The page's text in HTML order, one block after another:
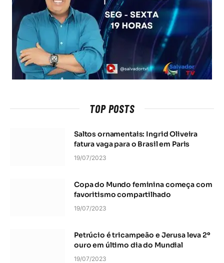
TOP POSTS
Saltos ornamentais: Ingrid Oliveira
fatura vaga para o Brasil em Paris
19/07/2023
Copa do Mundo feminina começa com
favoritismo compartilhado
19/07/2023
Petrúcio é tricampeão e Jerusa leva 2º
ouro em último dia do Mundial
19/07/2023